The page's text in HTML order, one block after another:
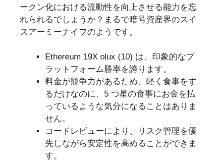
ークン化における流動性を向上させる能力を忘
れられるでしょうか？まるで暗号資産界のスイ
スアーミーナイフのようです。
Ethereum 19X olux (10) は、印象的なプ
ラットフォーム勝率を誇ります。
料金が競争力があるため、軽く食事をす
るだけなのに、5 つ星の食事にお金を払
っているような気分になることはありま
せん。
コードレビューにより、リスク管理を優
先しながら安定性を高めることができま
す。